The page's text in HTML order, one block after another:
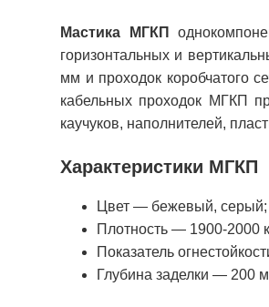
Мастика МГКП
горизонтальных и
мм и проходок коробчатого
кабельных проходок МГКП
каучуков, наполнителей,
Характеристики МГКП
Цвет — бежевый, серый;
Плотность — 1900-2000
Показатель
Глубина заделки — 200